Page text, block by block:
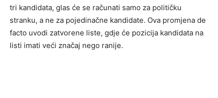
tri kandidata, glas će se računati samo za političku
stranku, a ne za pojedinačne kandidate. Ova promjena de
facto uvodi zatvorene liste, gdje će pozicija kandidata na
listi imati veći značaj nego ranije.